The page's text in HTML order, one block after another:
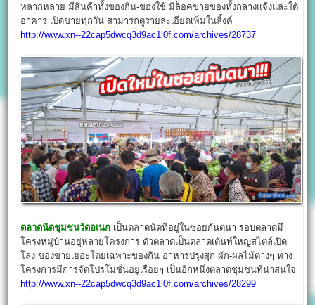
หลากหลาย มีสินค้าทั้งของกิน-ของใช้ มีล็อคขายของทั้งกลางแจ้งและใต้
อาคาร เปิดขายทุกวัน สามารถดูรายละเอียดเพิ่มในลิ้งค์
http://www.xn--22cap5dwcq3d9ac1l0f.com/archives/28737
ตลาดนัดชุมชนวัดอเนก เป็นตลาดนัดที่อยู่ในซอยกันตนา รอบตลาดมี
โครงหมู่บ้านอยู่หลายโครงการ ตัวตลาดเป็นตลาดเต้นท์ใหญ่สไตล์เปิด
โล่ง ของขายเยอะโดยเฉพาะของกิน อาหารปรุงสุก ผัก-ผลไม้ต่างๆ ทาง
โครงการมีการจัดโปรโมชั่นอยู่เรื่อยๆ เป็นอีกหนึ่งตลาดชุมชนที่น่าสนใจ
http://www.xn--22cap5dwcq3d9ac1l0f.com/archives/28299